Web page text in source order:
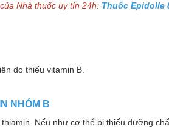
Nhà thuốc uy tín 24h: Thuốc Epidolle
do thiếu vitamin B.
NHÓM B
Nếu như cơ thể bị thiếu dưỡng